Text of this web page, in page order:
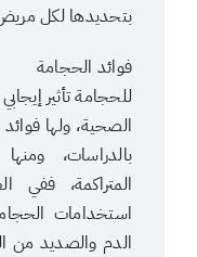
بتحديدها لكل
فوائد الحجامة
للحجامة تأثير
الصحية، ولها
بالدراسات،
المتراكمة، ففي
استخدامات
الدم والصديد من